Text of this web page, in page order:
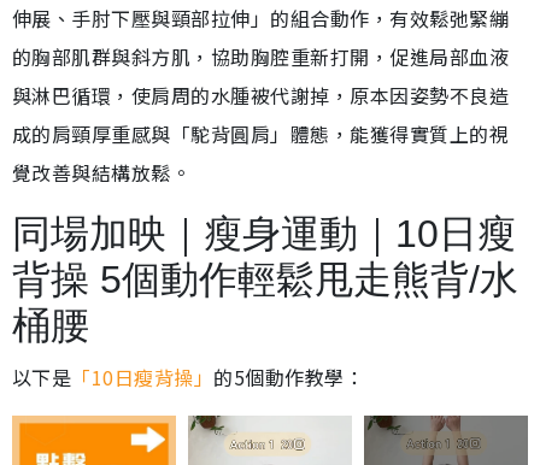
伸展、手肘下壓與頸部拉伸」的組合動作，有效鬆弛緊繃
的胸部肌群與斜方肌，協助胸腔重新打開，促進局部血液
與淋巴循環，使肩周的水腫被代謝掉，原本因姿勢不良造
成的肩頸厚重感與「駝背圓肩」體態，能獲得實質上的視
覺改善與結構放鬆。
同場加映｜瘦身運動｜10日瘦
背操 5個動作輕鬆甩走熊背/水
桶腰
以下是 「10日瘦背操」 的5個動作教學：